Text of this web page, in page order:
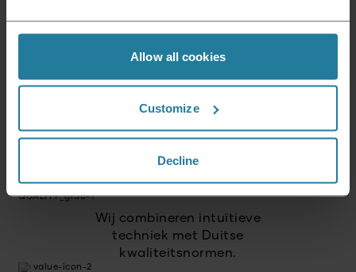
Allow all cookies
Customize
Decline
Daar staan wij voor.
Premium voor iedereen.
maar een lifestyle
die betaalbaar is.
Wij combineren intuïtieve
techniek met Duitse
kwaliteitsnormen.